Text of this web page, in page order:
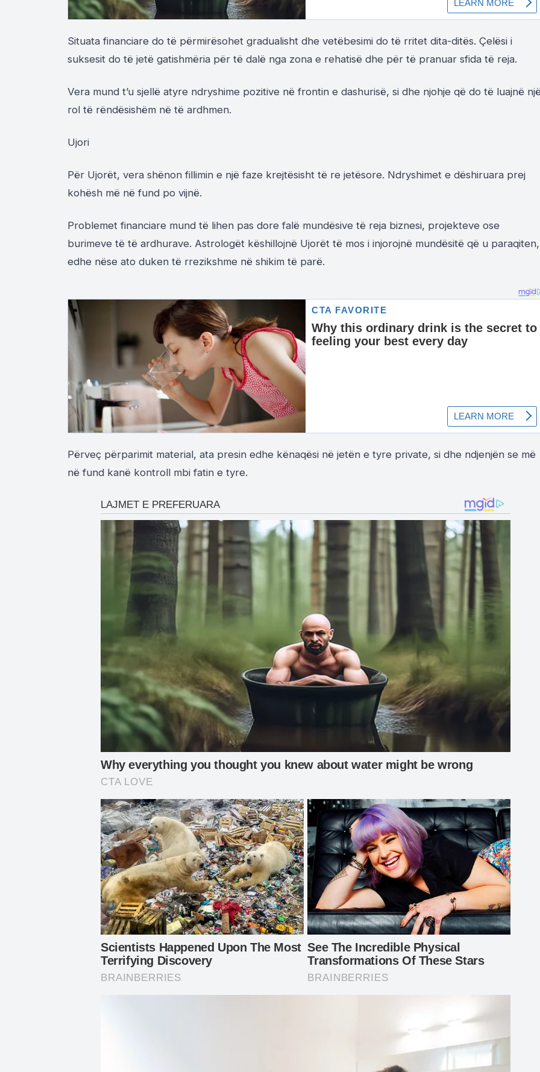
Situata financiare do të përmirësohet gradualisht dhe vetëbesimi do të rritet dita-ditës. Çelësi i
suksesit do të jetë gatishmëria për të dalë nga zona e rehatisë dhe për të pranuar sfida të reja.
Vera mund t’u sjellë atyre ndryshime pozitive në frontin e dashurisë, si dhe njohje që do të luajnë
rol të rëndësishëm në të ardhmen.
Ujori
Për Ujorët, vera shënon fillimin e një faze krejtësisht të re jetësore. Ndryshimet e dëshiruara prej
kohësh më në fund po vijnë.
Problemet financiare mund të lihen pas dore falë mundësive të reja biznesi, projekteve ose
burimeve të të ardhurave. Astrologët këshillojnë Ujorët të mos i injorojnë mundësitë që u paraqiten,
edhe nëse ato duken të rrezikshme në shikim të parë.
Përveç përparimit material, ata presin edhe kënaqësi në jetën e tyre private, si dhe ndjenjën se më
në fund kanë kontroll mbi fatin e tyre.